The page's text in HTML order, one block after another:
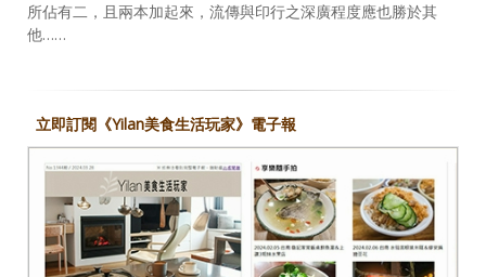
所佔有二，且兩本加起來，流傳與印行之深廣程度應也勝於其
他……
立即訂閱《Yilan美食生活玩家》電子報